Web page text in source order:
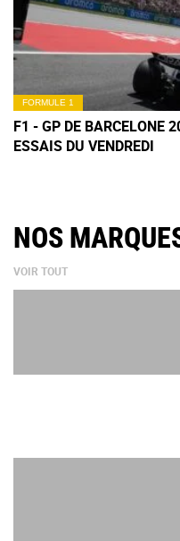
FORMULE 1
F1 - GP DE BARCELONE
ESSAIS DU VENDREDI
NOS
VOIR TOUT